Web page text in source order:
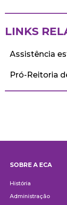
LINKS
Assistência
Pró-Reitoria
SOBRE A ECA
História
Administração